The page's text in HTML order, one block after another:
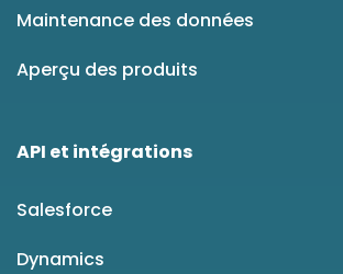
Maintenance des données
Aperçu des produits
API et intégrations
Salesforce
Dynamics